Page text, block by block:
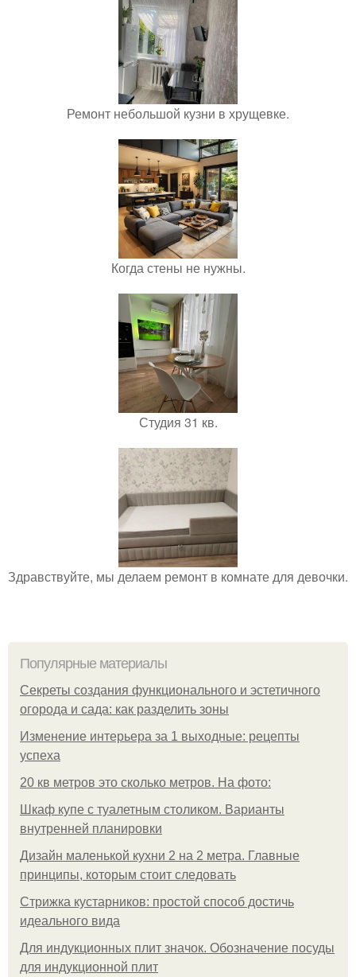
Ремонт небольшой кузни в хрущевке.
Когда стены не нужны.
Студия 31 кв.
Здравствуйте, мы делаем ремонт в комнате для девочки.
Популярные материалы
Секреты создания функционального и эстетичного
огорода и сада: как разделить зоны
Изменение интерьера за 1 выходные: рецепты
успеха
20 кв метров это сколько метров. На фото:
Шкаф купе с туалетным столиком. Варианты
внутренней планировки
Дизайн маленькой кухни 2 на 2 метра. Главные
принципы, которым стоит следовать
Стрижка кустарников: простой способ достичь
идеального вида
Для индукционных плит значок. Обозначение посуды
для индукционной плит